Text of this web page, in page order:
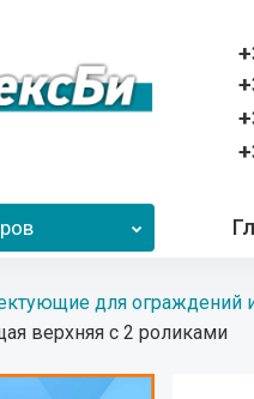
для ограждений
верхняя с 2 роликами